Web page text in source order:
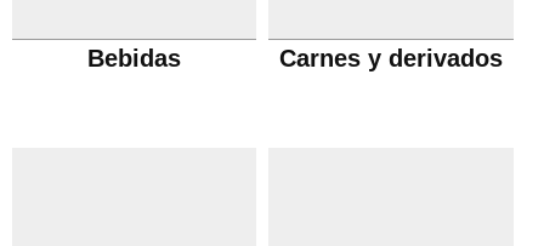
Bebidas Carnes y derivados